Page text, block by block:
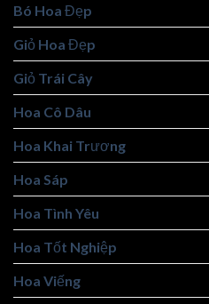
Bó Hoa Đẹp
Giỏ Hoa Đẹp
Giỏ Trái Cây
Hoa Cô Dâu
Hoa Khai Trương
Hoa Sáp
Hoa Tình Yêu
Hoa Tốt Nghiệp
Hoa Viếng